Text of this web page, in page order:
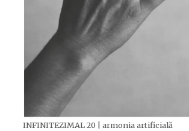
INFINITEZIMAL 20 | armonia artificială